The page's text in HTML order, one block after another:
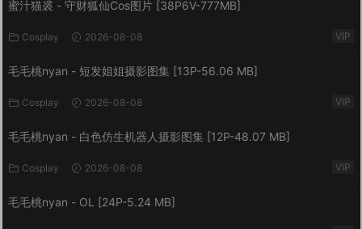
蜜汁猫裘 - 守财狐仙Cos图片 [38P6V-777MB]
Cosplay 2026-08-08 VIP
毛毛桃nyan - 短发姐姐摄影图集 [13P-56.06 MB]
Cosplay 2026-08-08 VIP
毛毛桃nyan - 白色仿生机器人摄影图集 [12P-48.07 MB]
Cosplay 2026-08-08 VIP
毛毛桃nyan - OL [24P-5.24 MB]